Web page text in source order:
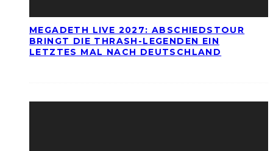
MEGADETH LIVE 2027: ABSCHIEDSTOUR
BRINGT DIE THRASH-LEGENDEN EIN
LETZTES MAL NACH DEUTSCHLAND